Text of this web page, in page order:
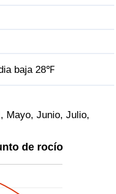
baja 28℉
Mayo, Junio, Julio,
de rocío